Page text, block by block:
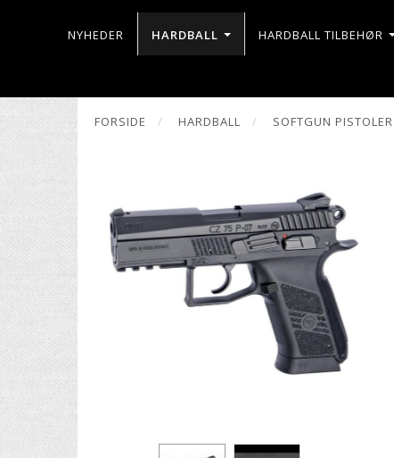
NYHEDER HARDBALL HARDBALL TILBEHØR
FORSIDE HARDBALL SOFTGUN PISTOLER